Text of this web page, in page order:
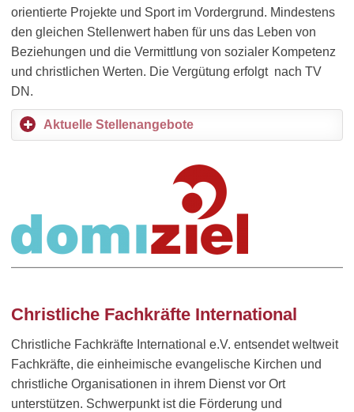
orientierte Projekte und Sport im Vordergrund. Mindestens
den gleichen Stellenwert haben für uns das Leben von
Beziehungen und die Vermittlung von sozialer Kompetenz
und christlichen Werten. Die Vergütung erfolgt nach TV
DN.
Aktuelle Stellenangebote
Christliche Fachkräfte International
Christliche Fachkräfte International e.V. entsendet weltweit
Fachkräfte, die einheimische evangelische Kirchen und
christliche Organisationen in ihrem Dienst vor Ort
unterstützen. Schwerpunkt ist die Förderung und